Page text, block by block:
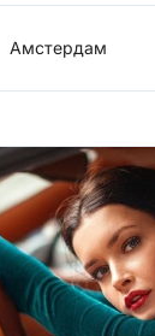
Амстердам